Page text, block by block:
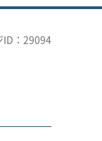
ID：29094